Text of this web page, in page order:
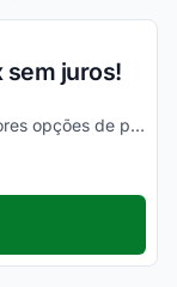
sem juros!
Confira as condições e aproveite as melhores opções de pagamento!